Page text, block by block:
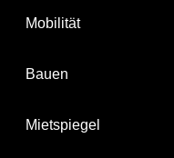
Mobilität
Bauen
Mietspiegel